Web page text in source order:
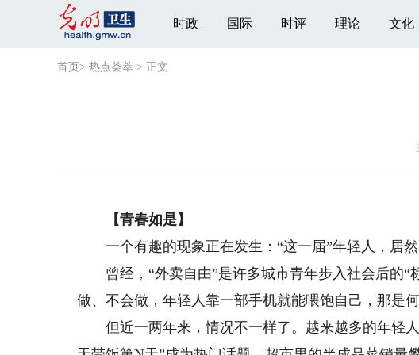
时政 国际 时评 理论 文化
首页 > 热点荟萃 > 正文
【青春如是】
一个有趣的现象正在发生：“这一届”年轻人，居然
曾经，“外卖自由”是许多城市青年步入社会后的“
做、不会做，年轻人靠一部手机就能喂饱自己，那是何
但近一两年来，情况不一样了。越来越多的年轻人